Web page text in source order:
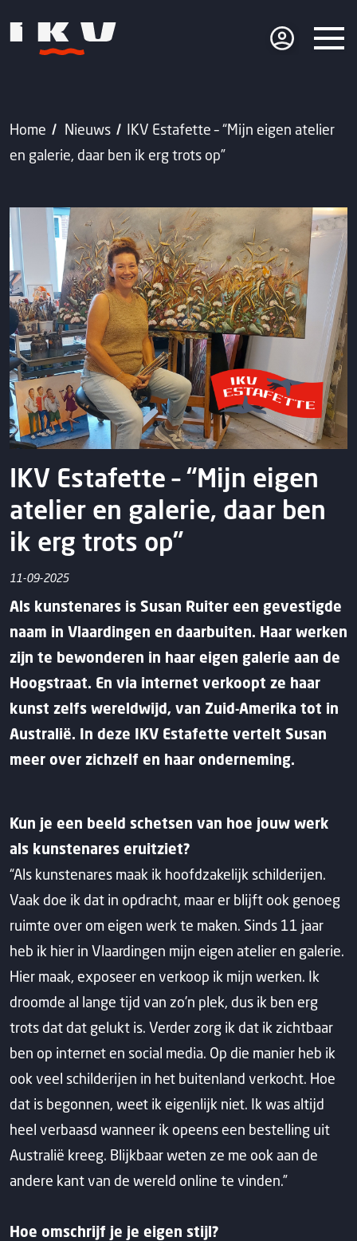
Home Nieuws
IKV Estafette – “Mijn eigen atelier
en galerie, daar ben ik erg trots op”
IKV Estafette – “Mijn eigen
atelier en galerie, daar ben
ik erg trots op”
11-09-2025
Als kunstenares is Susan Ruiter een gevestigde
naam in Vlaardingen en daarbuiten. Haar werken
zijn te bewonderen in haar eigen galerie aan de
Hoogstraat. En via internet verkoopt ze haar
kunst zelfs wereldwijd, van Zuid-Amerika tot in
Australië. In deze IKV Estafette vertelt Susan
meer over zichzelf en haar onderneming.
Kun je een beeld schetsen van hoe jouw werk
als kunstenares eruitziet?
“Als kunstenares maak ik hoofdzakelijk schilderijen.
Vaak doe ik dat in opdracht, maar er blijft ook genoeg
ruimte over om eigen werk te maken. Sinds 11 jaar
heb ik hier in Vlaardingen mijn eigen atelier en galerie.
Hier maak, exposeer en verkoop ik mijn werken. Ik
droomde al lange tijd van zo’n plek, dus ik ben erg
trots dat dat gelukt is. Verder zorg ik dat ik zichtbaar
ben op internet en social media. Op die manier heb ik
ook veel schilderijen in het buitenland verkocht. Hoe
dat is begonnen, weet ik eigenlijk niet. Ik was altijd
heel verbaasd wanneer ik opeens een bestelling uit
Australië kreeg. Blijkbaar weten ze me ook aan de
andere kant van de wereld online te vinden.”
Hoe omschrijf je je eigen stijl?